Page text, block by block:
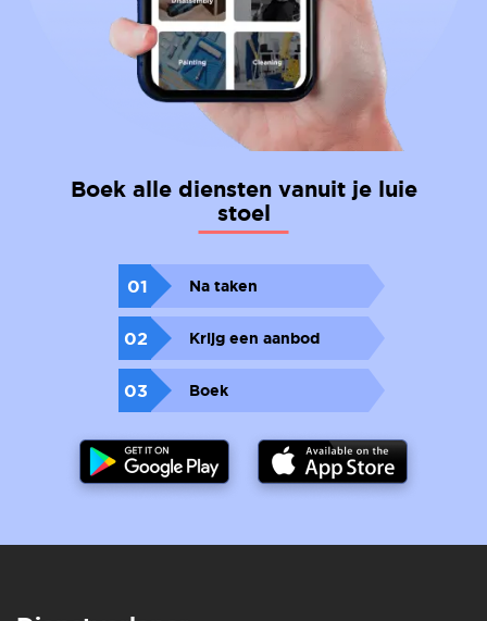
Boek alle diensten vanuit je luie
stoel
01 Na taken
02 Krijg een aanbod
03 Boek